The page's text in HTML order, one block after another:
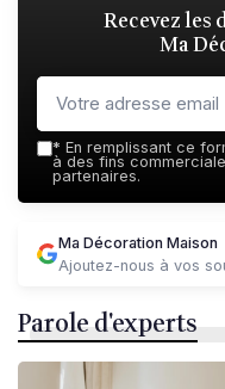
Recevez les
Ma
* En remplissant ce
à des fins
partenaires.
Ma Décoration Maison
Ajoutez-nous à vos
Parole d'experts